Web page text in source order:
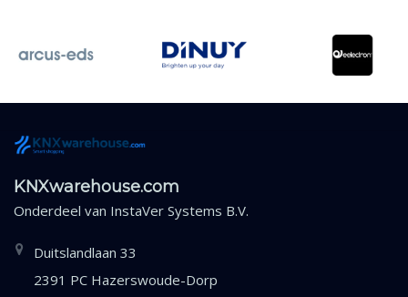
KNXwarehouse.com
Onderdeel van InstaVer Systems B.V.
Duitslandlaan 33
2391 PC Hazerswoude-Dorp